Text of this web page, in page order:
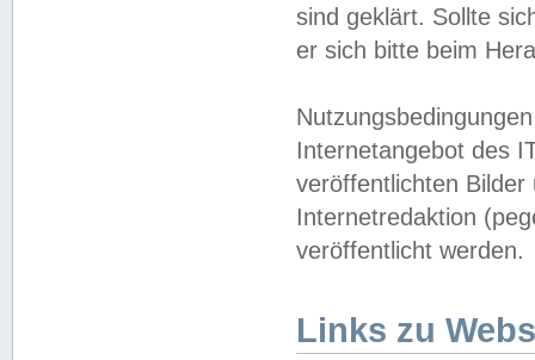
sind geklärt. Sollte
er sich bitte beim
Internetangebot des
veröffentlichten
Internetredaktion
veröffentlicht werden.
Links zu